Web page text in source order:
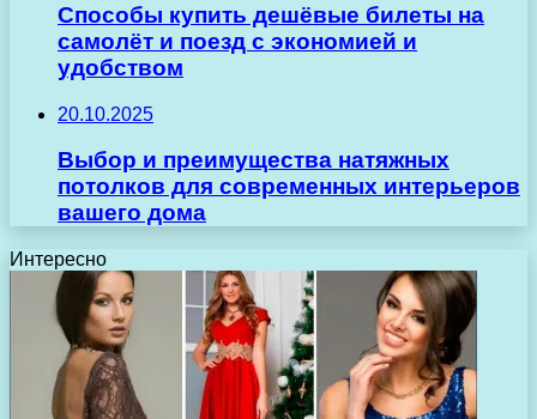
Способы купить дешёвые билеты на
самолёт и поезд с экономией и
удобством
20.10.2025
Выбор и преимущества натяжных
потолков для современных интерьеров
вашего дома
Интересно